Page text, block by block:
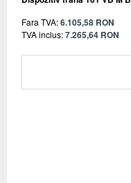
Fara TVA:6.105,58 RON
TVA inclus:7.265,64 RON